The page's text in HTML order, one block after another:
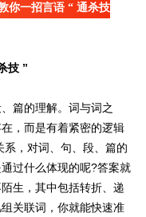
你一招言语 “ 通杀技
技 ”
篇的理解。词与词之
，而是有着紧密的逻辑
，对词、句、段、篇的
过什么体现的呢?答案就
生，其中包括转折、递
关联词，你就能快速准